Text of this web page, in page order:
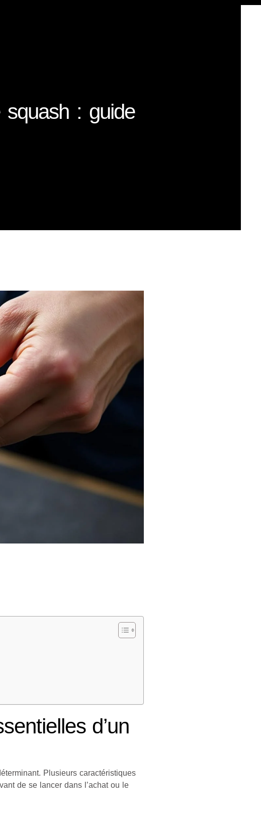
: guide
d’un
Plusieurs caractéristiques
de se lancer dans l’achat ou le